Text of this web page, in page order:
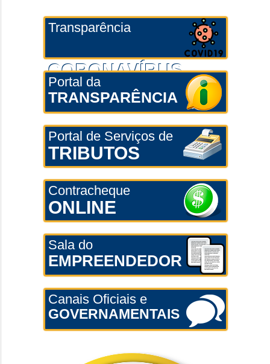
Transparência
CORONAVÍRUS
Portal da
TRANSPARÊNCIA
Portal de Serviços de
TRIBUTOS
Contracheque
ONLINE
Sala do
EMPREENDEDOR
Canais Oficiais e
GOVERNAMENTAIS